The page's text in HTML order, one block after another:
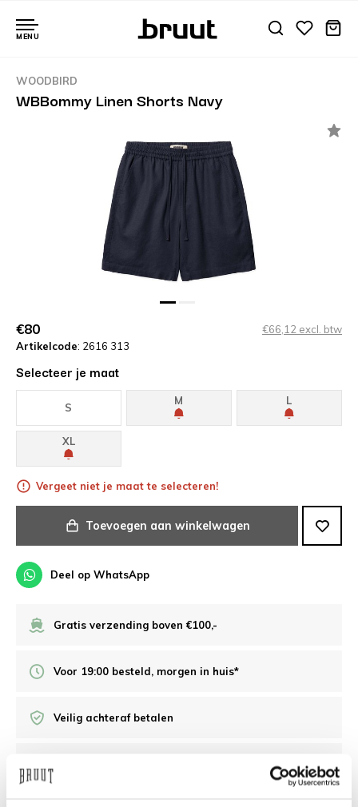
MENU
WOODBIRD
WBBommy Linen Shorts Navy
€80
€66,12 excl. btw
Artikelcode: 2616 313
Selecteer je maat
S
M L
XL
Vergeet niet je maat te selecteren!
Toevoegen aan winkelwagen
Deel op WhatsApp
Gratis verzending boven €100,-
Voor 19:00 besteld, morgen in huis*
Veilig achteraf betalen